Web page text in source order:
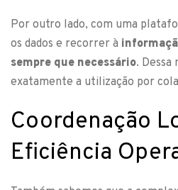
Por outro lado, com uma
os dados e recorrer à
sempre que necessário. Dessa
exatamente a utilização por
Coordenação
Eficiência